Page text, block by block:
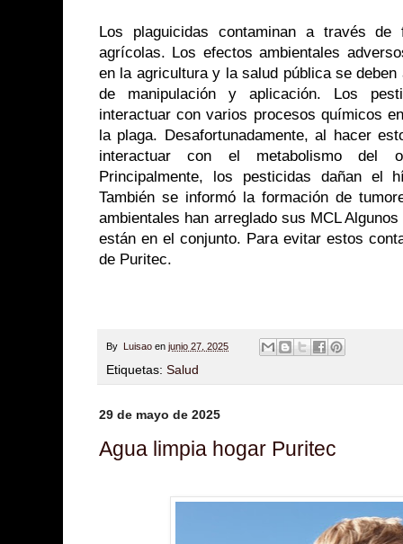
Los plaguicidas contaminan a través de
agrícolas. Los efectos ambientales
en la agricultura y la salud pública se
de manipulación y aplicación. Los
interactuar con varios procesos químicos
la plaga. Desafortunadamente, al hacer
interactuar con el metabolismo del
Principalmente, los pesticidas dañan el
También se informó la formación de
ambientales han arreglado sus MCL
están en el conjunto. Para evitar estos
de Puritec.
By Luisao en junio 27, 2025
Etiquetas: Salud
29 de mayo de 2025
Agua limpia hogar Puritec